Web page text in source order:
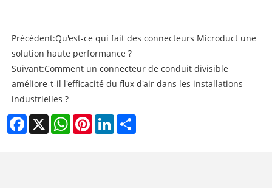
Précédent:Qu'est-ce qui fait des connecteurs Microduct une
solution haute performance ?
Suivant:Comment un connecteur de conduit divisible
améliore-t-il l'efficacité du flux d'air dans les installations
industrielles ?
Facebook
X WhatsAppPinterestLinkedIn